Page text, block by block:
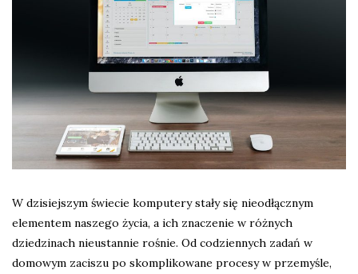
W dzisiejszym świecie komputery stały się nieodłącznym
elementem naszego życia, a ich znaczenie w różnych
dziedzinach nieustannie rośnie. Od codziennych zadań w
domowym zaciszu po skomplikowane procesy w przemyśle,